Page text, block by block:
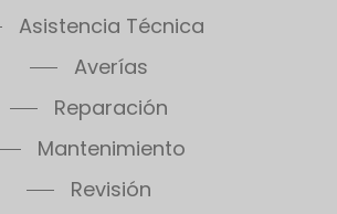
Asistencia Técnica
Averías
Reparación
Mantenimiento
Revisión